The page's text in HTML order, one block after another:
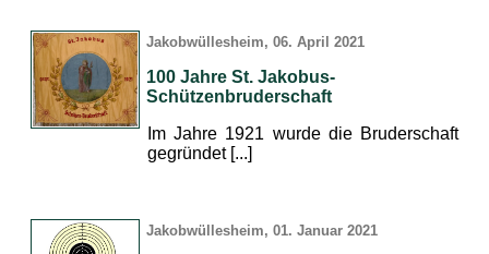
Jakobwüllesheim, 06. April 2021
100 Jahre St. Jakobus-
Schützenbruderschaft
Im Jahre 1921 wurde die Bruderschaft
gegründet [...]
Jakobwüllesheim, 01. Januar 2021